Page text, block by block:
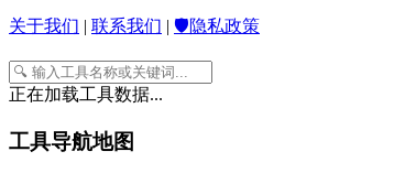
关于我们 | 联系我们 | 🛡️隐私政策
正在加载工具数据...
工具导航地图